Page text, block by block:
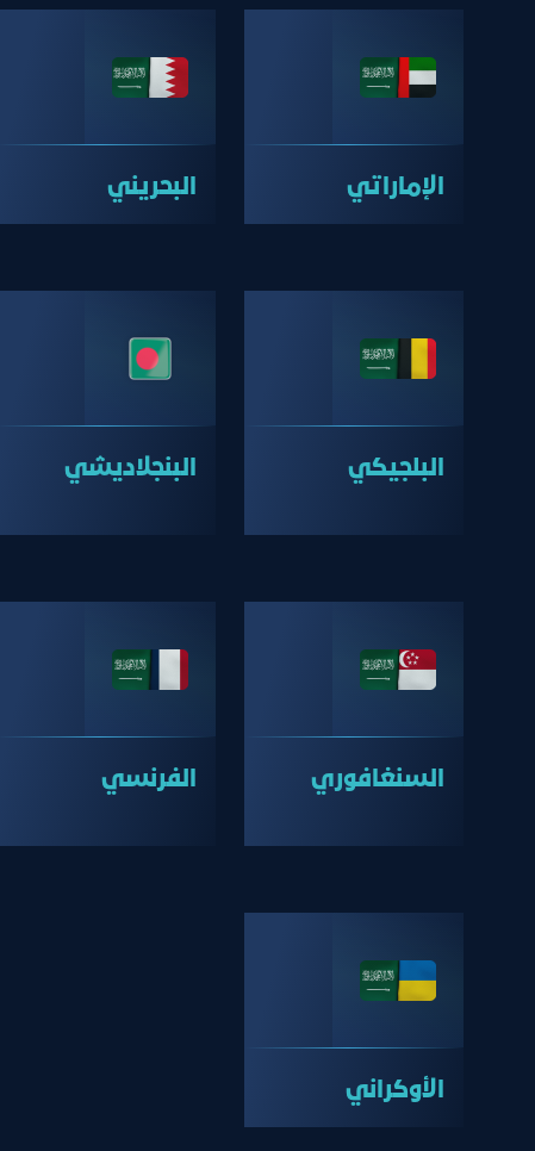
الإماراتي البحريني
البلجيكي البنجلاديشي
السنغافوري الفرنسي
الأوكراني